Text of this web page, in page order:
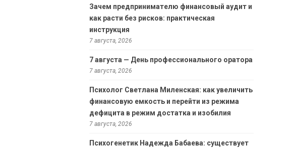
Зачем предпринимателю финансовый аудит и
как расти без рисков: практическая
инструкция
7 августа, 2026
7 августа — День профессионального оратора
7 августа, 2026
Психолог Светлана Миленская: как увеличить
финансовую емкость и перейти из режима
дефицита в режим достатка и изобилия
7 августа, 2026
Психогенетик Надежда Бабаева: существует